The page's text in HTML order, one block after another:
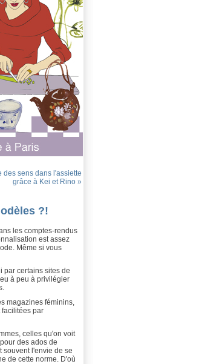
des sens dans l'assiette
grâce à Kei et Rino »
?!
les comptes-rendus
est assez
Même si vous
par certains sites de
à peu à privilégier
magazines féminins,
facilitées par
celles qu'on voit
des ados de
souvent l'envie de se
de cette norme. D'où